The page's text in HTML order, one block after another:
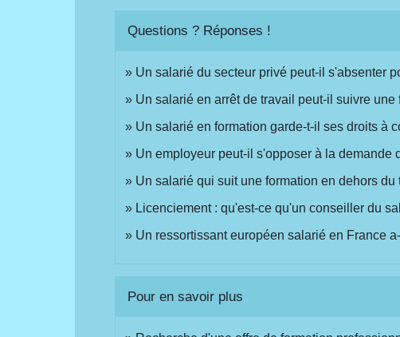
Questions ? Réponses !
Un salarié du secteur privé peut-il s'absenter
Un salarié en arrêt de travail peut-il suivre une
Un salarié en formation garde-t-il ses droits à
Un employeur peut-il s'opposer à la demande
Un salarié qui suit une formation en dehors
Licenciement : qu'est-ce qu'un conseiller du
Un ressortissant européen salarié en France
Pour en savoir plus